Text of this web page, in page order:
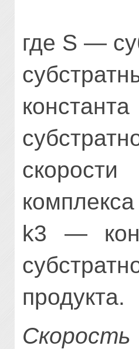
где S —
k3 —
продукта.